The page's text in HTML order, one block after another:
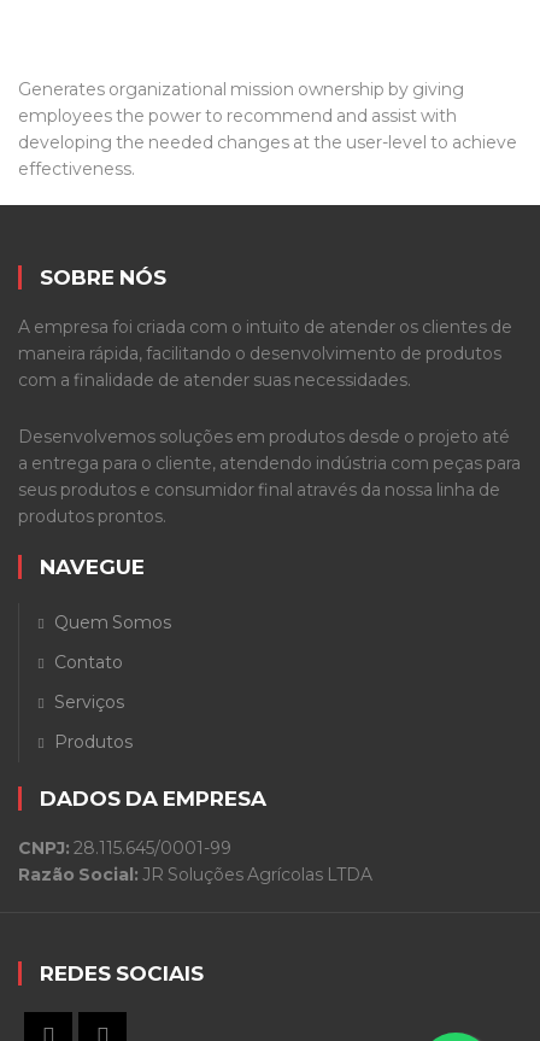
Generates organizational mission ownership by giving
employees the power to recommend and assist with
developing the needed changes at the user-level to achieve
effectiveness.
SOBRE NÓS
A empresa foi criada com o intuito de atender os clientes de
maneira rápida, facilitando o desenvolvimento de produtos
com a finalidade de atender suas necessidades.
Desenvolvemos soluções em produtos desde o projeto até
a entrega para o cliente, atendendo indústria com peças para
seus produtos e consumidor final através da nossa linha de
produtos prontos.
NAVEGUE
Quem Somos
Contato
Serviços
Produtos
DADOS DA EMPRESA
CNPJ: 28.115.645/0001-99
Razão Social: JR Soluções Agrícolas LTDA
REDES SOCIAIS